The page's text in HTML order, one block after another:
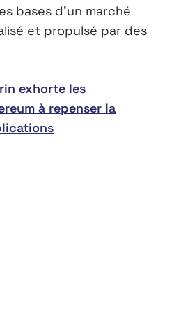
bases d’un marché
et propulsé par des
exhorte les
à repenser la